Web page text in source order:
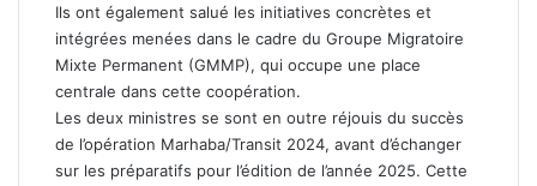
Ils ont également salué les initiatives concrètes et
intégrées menées dans le cadre du Groupe Migratoire
Mixte Permanent (GMMP), qui occupe une place
centrale dans cette coopération.
Les deux ministres se sont en outre réjouis du succès
de l’opération Marhaba/Transit 2024, avant d’échanger
sur les préparatifs pour l’édition de l’année 2025. Cette